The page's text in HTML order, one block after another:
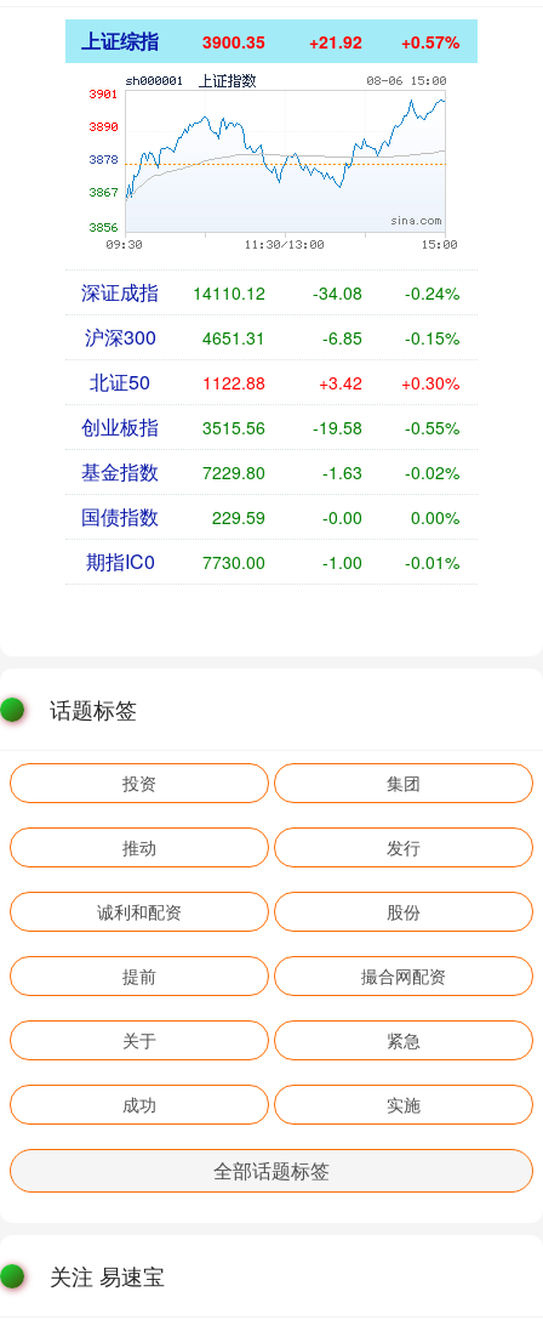
上证综指 3900.35 +21.92 +0.57%
深证成指 14110.12 -34.08 -0.24%
沪深300 4651.31 -6.85 -0.15%
北证50 1122.88 +3.42 +0.30%
创业板指 3515.56 -19.58 -0.55%
基金指数 7229.80 -1.63 -0.02%
国债指数 229.59 -0.00 0.00%
期指IC0 7730.00 -1.00 -0.01%
话题标签
投资 集团
推动 发行
诚利和配资 股份
提前 撮合网配资
关于 紧急
成功 实施
全部话题标签
关注 易速宝